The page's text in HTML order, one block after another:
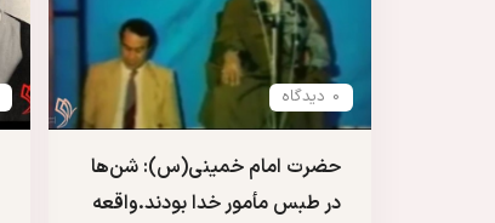
0 دیدگاه
حضرت امام خمینی(س): شن‌ها
در طبس مأمور خدا بودند.واقعه